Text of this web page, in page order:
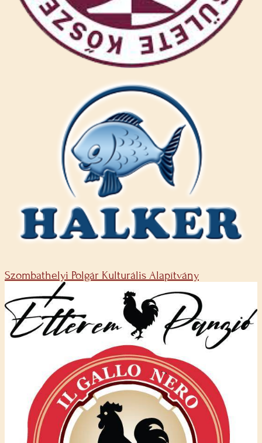
Szombathelyi Polgár Kulturális Alapítvány